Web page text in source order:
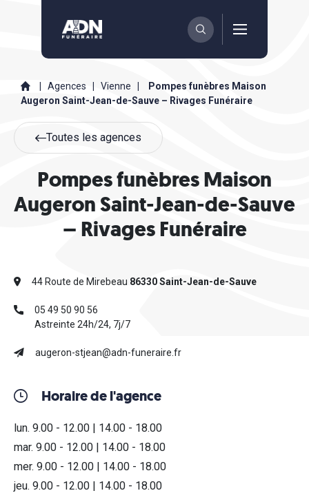
Agences Vienne
Pompes funèbres Maison
Augeron Saint-Jean-de-Sauve – Rivages Funéraire
Toutes les agences
Pompes funèbres Maison
Augeron Saint-Jean-de-Sauve
– Rivages Funéraire
44 Route de Mirebeau 86330 Saint-Jean-de-Sauve
05 49 50 90 56
Astreinte 24h/24, 7j/7
augeron-stjean@adn-funeraire.fr
Horaire de l'agence
lun. 9.00 - 12.00 | 14.00 - 18.00
mar. 9.00 - 12.00 | 14.00 - 18.00
mer. 9.00 - 12.00 | 14.00 - 18.00
jeu. 9.00 - 12.00 | 14.00 - 18.00